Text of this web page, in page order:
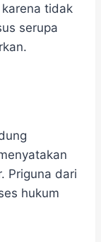
tidak
serupa
Priguna dari
hukum